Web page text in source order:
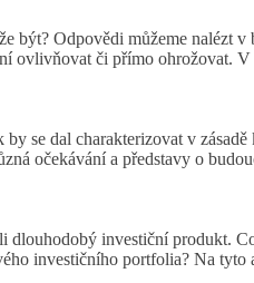
být? Odpovědi můžeme
ovlivňovat či přímo
se dal charakterizovat v
očekávání a představy o
dlouhodobý investiční produkt.
investičního portfolia? Na